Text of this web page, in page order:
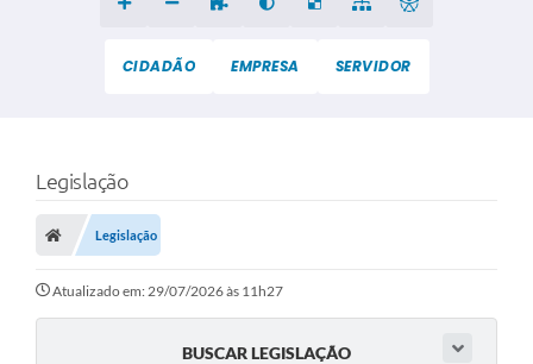
CIDADÃO EMPRESA SERVIDOR
Legislação
Legislação
Atualizado em: 29/07/2026 às 11h27
BUSCAR LEGISLAÇÃO